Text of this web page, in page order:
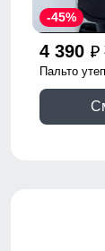
4 390 p
-45%
Пальто